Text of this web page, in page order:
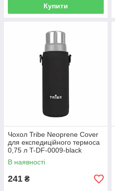
Купити
Чохол Tribe Neoprene Cover
для експедиційного термоса
0,75 л T-DF-0009-black
В наявності
241 ₴